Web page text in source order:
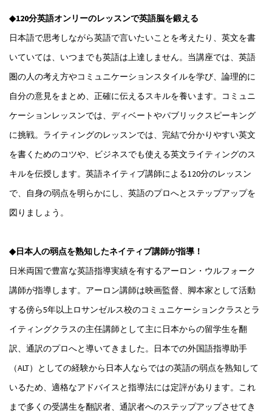
◆120分英語オンリーのレッスンで英語脳を鍛える
日本語で思考しながら英語で言いたいことを考えたり、英文を書
いていては、いつまでも英語は上達しません。当講座では、英語
圏の人の考え方やコミュニケーションスタイルを学び、論理的に
自分の意見をまとめ、正確に伝えるスキルを養います。コミュニ
ケーションレッスンでは、ディベートやパブリックスピーキング
に挑戦。ライティングのレッスンでは、完結で分かりやすい英文
を書くためのコツや、ビジネスでも使える英文ライティングのス
キルを伝授します。英語ネイティブ講師による120分のレッスン
で、自身の弱点を明らかにし、英語のプロへとステップアップを
図りましょう。
◆日本人の弱点を熟知したネイティブ講師が指導！
日米両国で豊富な英語指導実績を有するアーロン・ウルフォーク
講師が指導します。アーロン講師は映画監督、脚本家として活動
する傍ら5年以上ロサンゼルス校のコミュニケーションクラスとラ
イティングクラスの主任講師として主に日本からの留学生を翻
訳、通訳のプロへと導いてきました。日本での外国語指導助手
（ALT）としての経験から日本人ならではの英語の弱点を熟知して
いるため、適格なアドバイスと指導法には定評があります。これ
まで多くの受講生を翻訳者、通訳者へのステップアップさせてき